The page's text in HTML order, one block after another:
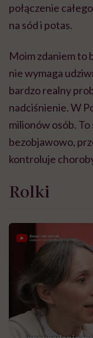
połączenie
na sód i potas.
Moim zdaniem to
nie wymaga
bardzo realny
nadciśnienie. W
milionów osób.
bezobjawowo,
kontroluje
Rolki